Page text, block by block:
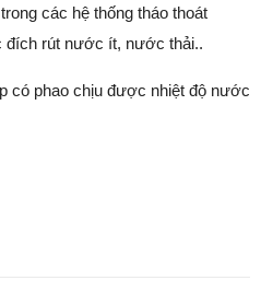
các hệ thống tháo thoát
đích rút nước ít, nước thải..
có phao chịu được nhiệt độ nước